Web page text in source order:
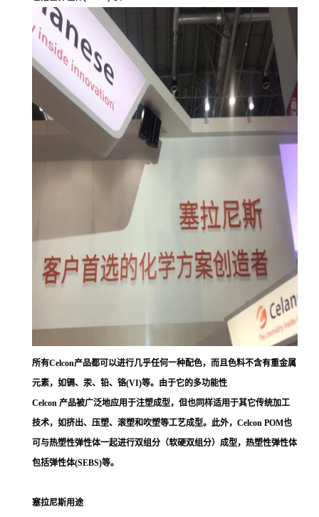
所有Celcon产品都可以进行几乎任何一种配色，而且色料不含有重金属
元素，如镉、汞、铅、铬(VI)等。由于它的多功能性
Celcon 产品被广泛地应用于注塑成型，但也同样适用于其它传统加工
技术，如挤出、压塑、滚塑和吹塑等工艺成型。此外，Celcon POM也
可与热塑性弹性体一起进行双组分（软硬双组分）成型，热塑性弹性体
包括弹性体(SEBS)等。
塞拉尼斯用途